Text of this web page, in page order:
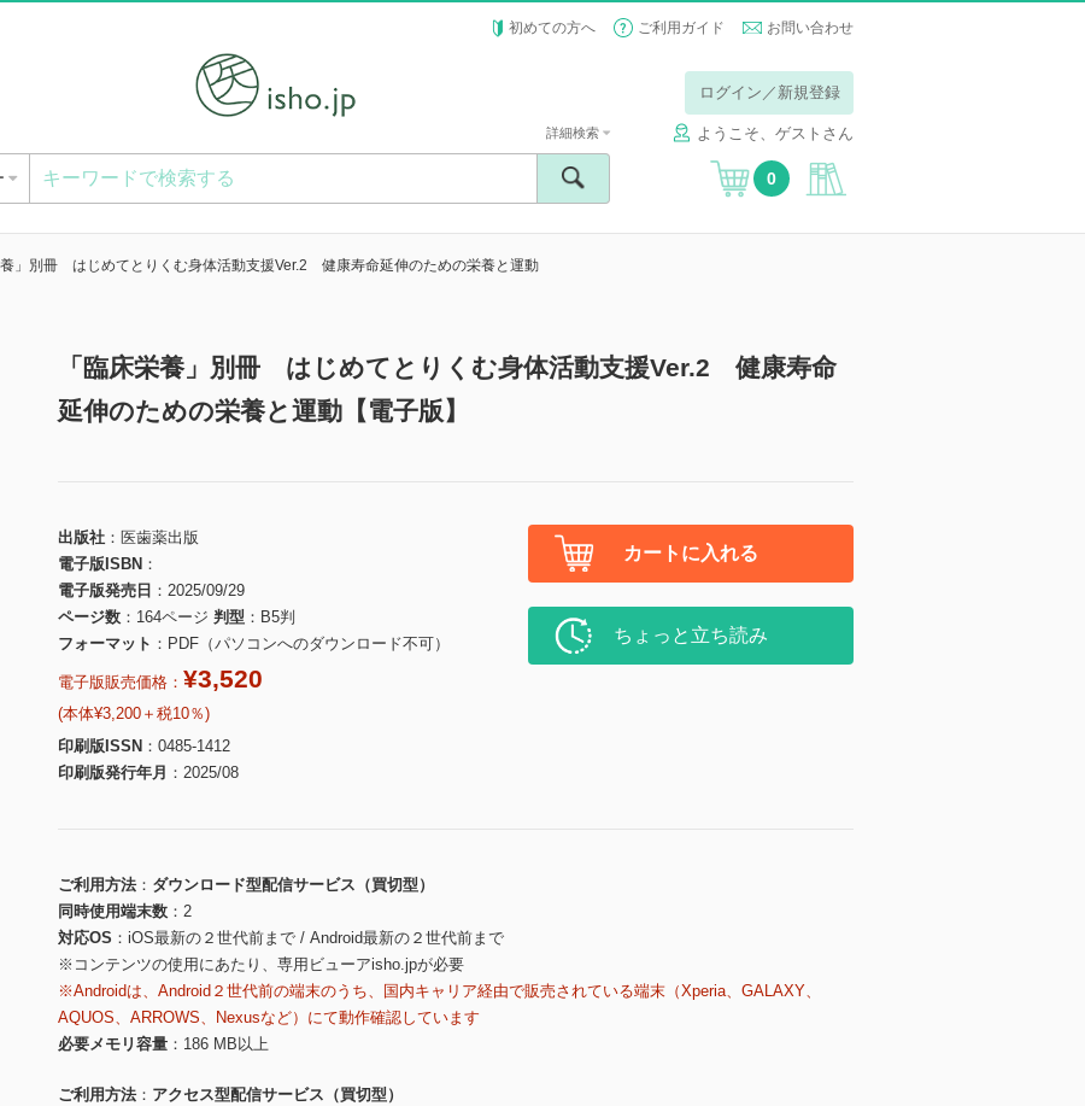
初めての方へ ご利用ガイド お問い合わせ
ログイン／新規登録
ようこそ、ゲストさん
詳細検索
0
養」別冊 はじめてとりくむ身体活動支援Ver.2 健康寿命延伸のための栄養と運動
「臨床栄養」別冊 はじめてとりくむ身体活動支援Ver.2 健康寿命
延伸のための栄養と運動【電子版】
出版社
医歯薬出版
電子版ISBN
電子版発売日
2025/09/29
ページ数
164ページ 判型
B5判
フォーマット
PDF（パソコンへのダウンロード不可）
電子版販売価格： ¥3,520
(本体¥3,200＋税10％)
印刷版ISSN
0485-1412
印刷版発行年月
2025/08
カートに入れる
ちょっと立ち読み
ご利用方法
ダウンロード型配信サービス（買切型）
同時使用端末数
2
対応OS
iOS最新の２世代前まで / Android最新の２世代前まで
※コンテンツの使用にあたり、専用ビューアisho.jpが必要
※Androidは、Android２世代前の端末のうち、国内キャリア経由で販売されている端末（Xperia、GALAXY、
AQUOS、ARROWS、Nexusなど）にて動作確認しています
必要メモリ容量
186 MB以上
ご利用方法
アクセス型配信サービス（買切型）